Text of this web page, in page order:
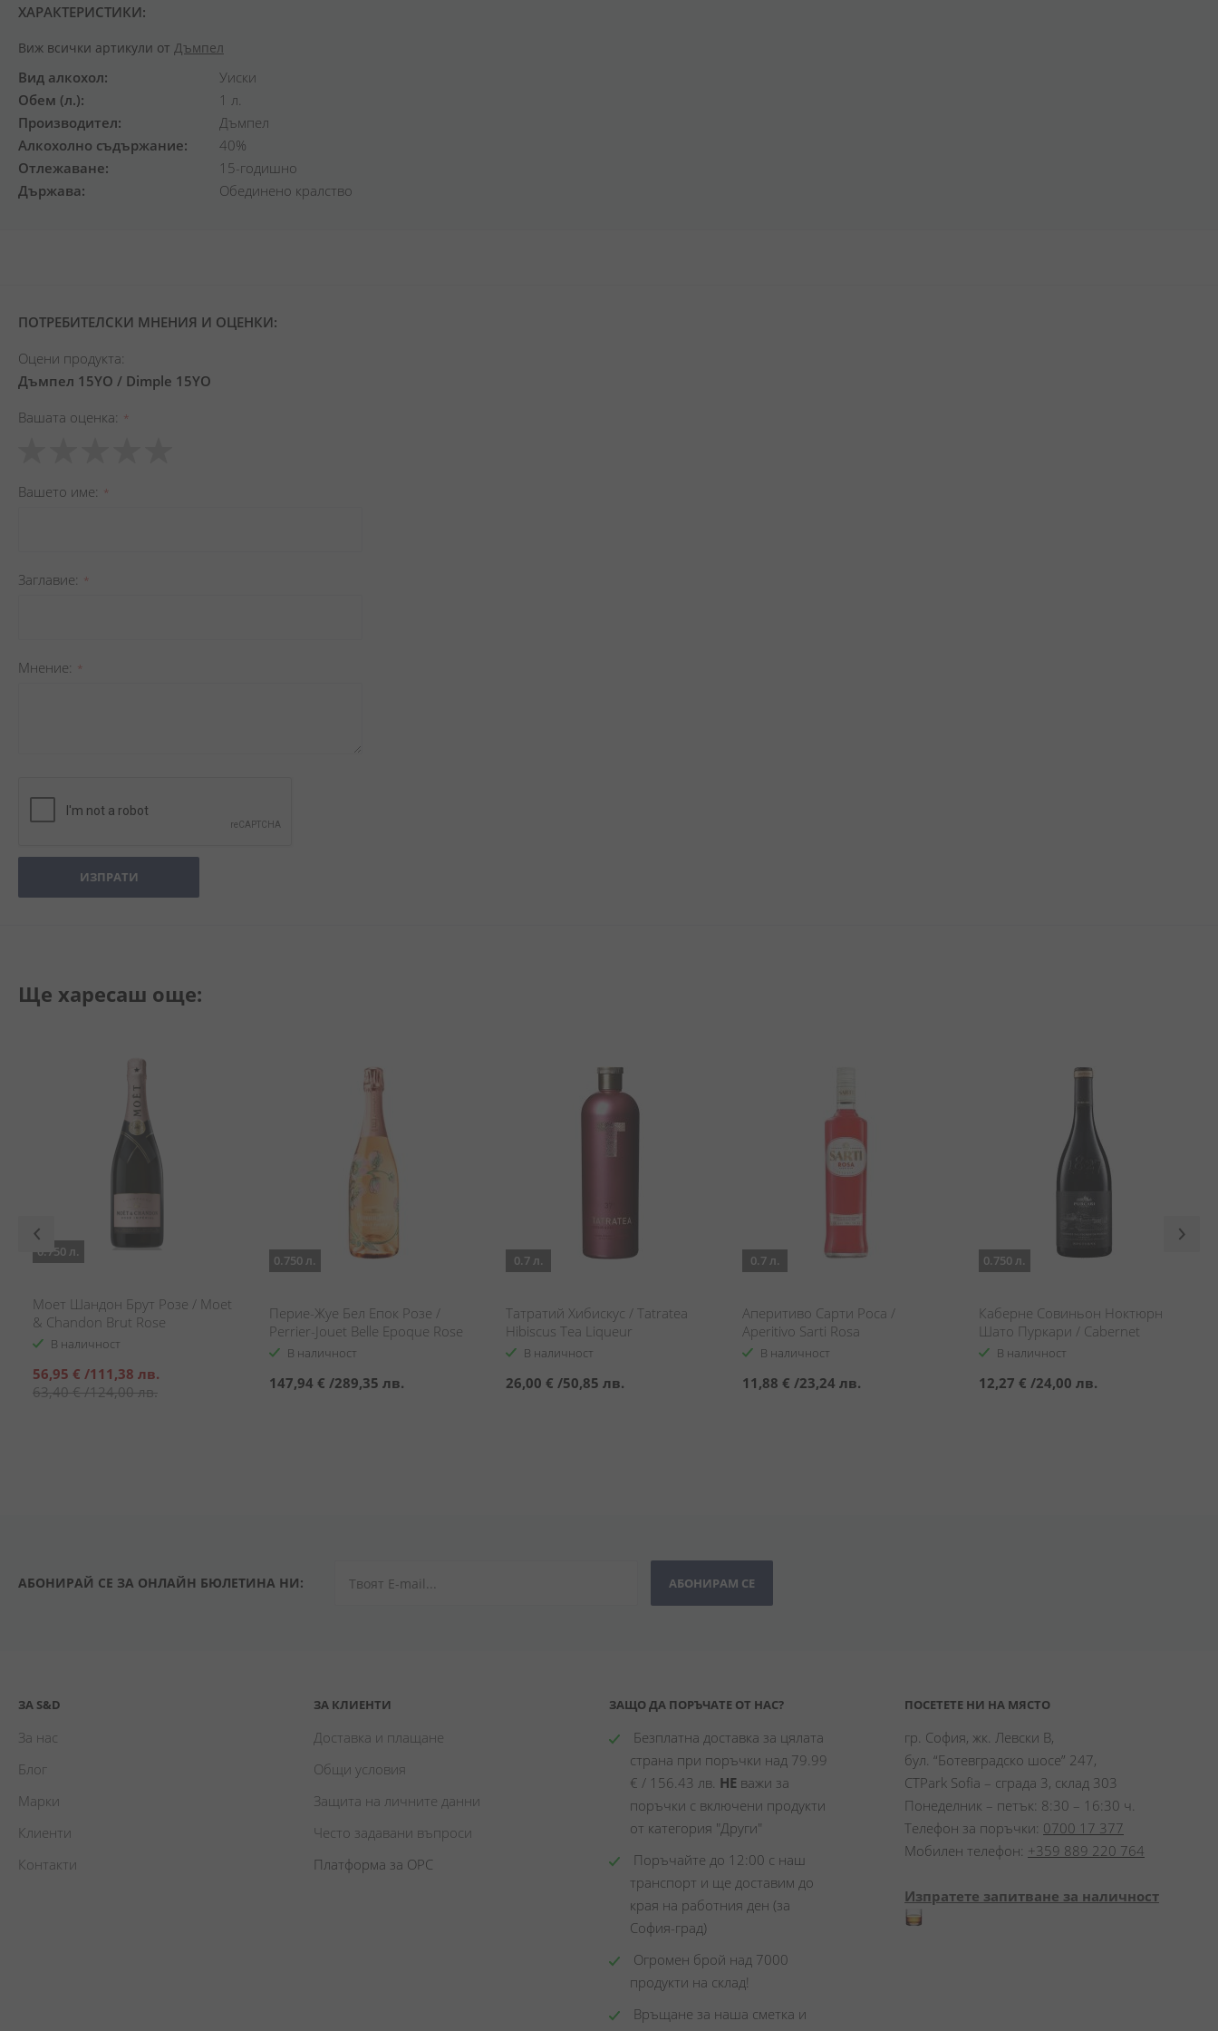
ХАРАКТЕРИСТИКИ:
Виж всички артикули от Дъмпел
Вид алкохол
Уиски
Обем (л.)
1 л.
Производител
Дъмпел
Алкохолно съдържание
40%
Отлежаване
15-годишно
Държава
Обединено кралство
ПОТРЕБИТЕЛСКИ МНЕНИЯ И ОЦЕНКИ:
Оцени продукта:
Дъмпел 15YO / Dimple 15YO
Вашата оценка
star
stars
stars
stars
stars
Вашето име
Заглавиe
Мнение
ИЗПРАТИ
Ще харесаш още:
0.750 л.
Моет Шандон Брут Розе / Moet
& Chandon Brut Rose
В наличност
Специална
цена
56,95 € /111,38 лв.
63,40 €/124,00 лв.
0.750 л.
Перие-Жуе Бел Епок Розе /
Perrier-Jouet Belle Epoque Rose
В наличност
147,94 € /289,35 лв.
0.7 л.
Татратий Хибискус / Tatratea
Hibiscus Tea Liqueur
В наличност
26,00 € /50,85 лв.
0.7 л.
Аперитиво Сарти Роса /
Aperitivo Sarti Rosa
В наличност
11,88 € /23,24 лв.
0.750 л.
Каберне Совиньон Ноктюрн
Шато Пуркари / Cabernet
Sauvignon Nocturne
В наличност
12,27 € /24,00 лв.
АБОНИРАЙ СЕ ЗА ОНЛАЙН БЮЛЕТИНА НИ: АБОНИРАМ СЕ
ЗА S&D
За нас
Блог
Марки
Клиенти
Контакти
ЗА КЛИЕНТИ
Доставка и плащане
Общи условия
Защита на личните данни
Често задавани въпроси
Платформа за ОРС
ЗАЩО ДА ПОРЪЧАТЕ ОТ НАС?
Безплатна доставка за цялата
страна при поръчки над 79.99
€ / 156.43 лв. НЕ важи за
поръчки с включени продукти
от категория "Други"
Поръчайте до 12:00 с наш
транспорт и ще доставим до
края на работния ден (за
София-град)
Огромен брой над 7000
продукти на склад!
Връщане за наша сметка и
ПОСЕТЕТЕ НИ НА МЯСТО
гр. София, жк. Левски В,
бул. “Ботевградско шосе” 247,
CTPark Sofia – сграда 3, склад 303
Понеделник – петък: 8:30 – 16:30 ч.
Телефон за поръчки: 0700 17 377
Мобилен телефон: +359 889 220 764
Изпратете запитване за наличност